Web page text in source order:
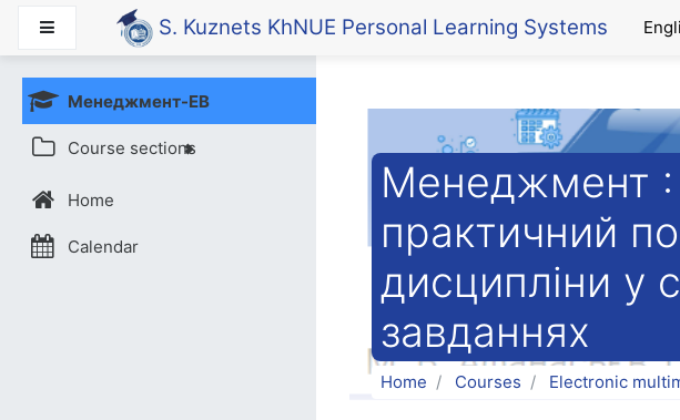
Side panel S. Kuznets KhNUE Personal Learning Systems
Менеджмент :
практичний
дисципліни у
завданнях
Home Courses Electronic
Менеджмент-ЕВ
Course sections
Home
Calendar